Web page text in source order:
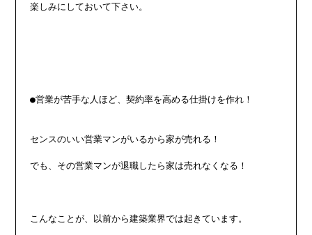
楽しみにしておいて下さい。
●営業が苦手な人ほど、契約率を高める仕掛けを作れ！
センスのいい営業マンがいるから家が売れる！
でも、その営業マンが退職したら家は売れなくなる！
こんなことが、以前から建築業界では起きています。